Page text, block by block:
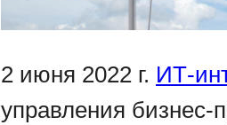
2 июня 2022 г. ИТ-
управления